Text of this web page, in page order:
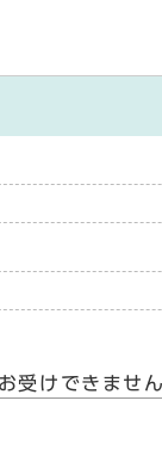
受けできませ